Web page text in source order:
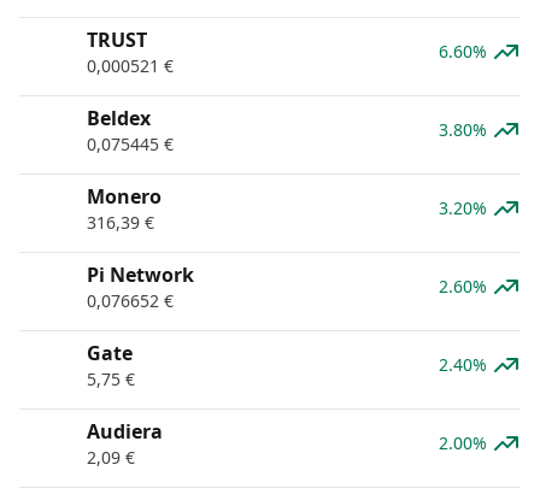
TRUST
0,000521 €
6.60%
Beldex
0,075445 €
3.80%
Monero
316,39 €
3.20%
Pi Network
0,076652 €
2.60%
Gate
5,75 €
2.40%
Audiera
2,09 €
2.00%